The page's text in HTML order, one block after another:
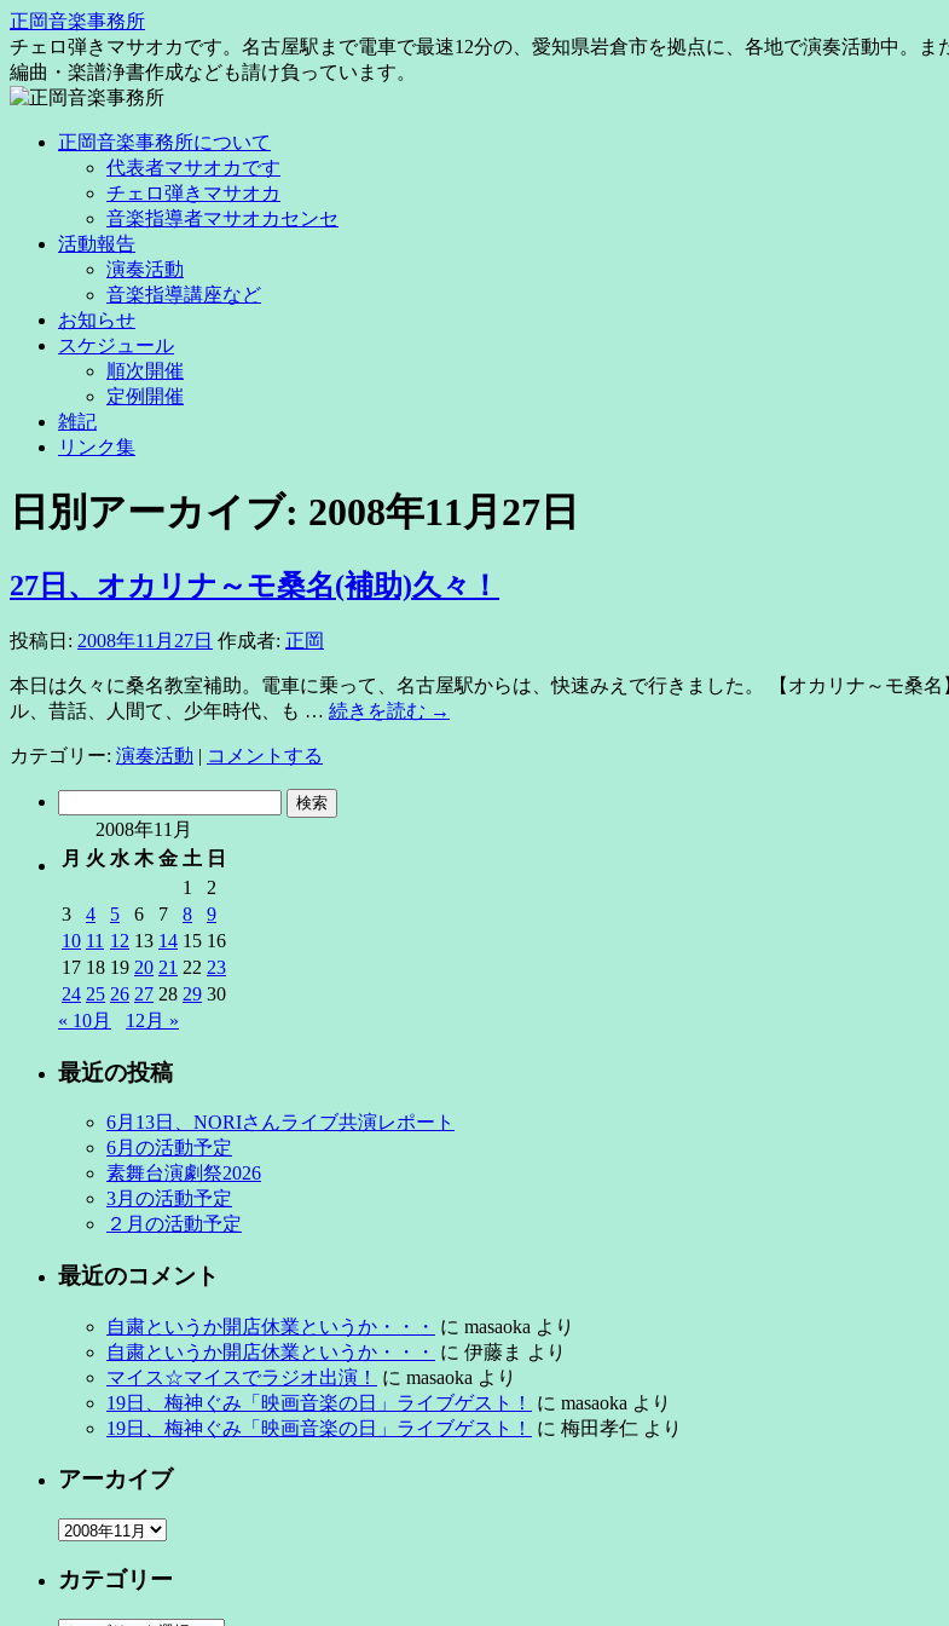
コ
ン
テ
ン
正岡音楽事務所
チェロ弾きマサオカです。名古屋駅まで電車で最速12分の、愛知県岩倉市を拠点に、各地で演奏活動中。
編曲・楽譜浄書作成なども請け負っています。
正岡音楽事務所について
代表者マサオカです
チェロ弾きマサオカ
音楽指導者マサオカセンセ
活動報告
演奏活動
音楽指導講座など
お知らせ
スケジュール
順次開催
定例開催
雑記
リンク集
日別アーカイブ: 2008年11月27日
27日、オカリナ～モ桑名(補助)久々！
投稿日: 2008年11月27日 作成者: 正岡
本日は久々に桑名教室補助。電車に乗って、名古屋駅からは、快速みえで行きました。 【オカリナ～モ桑
ル、昔話、人間て、少年時代、も … 続きを読む →
カテゴリー: 演奏活動 | コメントする
2008年11月
月 火 水 木 金 土 日
1
2
3
4 5 6 7 8
9
10 11 12 13 14 15 16
17 18 19 20 21 22 23
24 25 26 27 28 29 30
« 10月
12月 »
最近の投稿
6月13日、NORIさんライブ共演レポート
6月の活動予定
素舞台演劇祭2026
3月の活動予定
２月の活動予定
最近のコメント
自粛というか開店休業というか・・・ に masaoka より
自粛というか開店休業というか・・・
に 伊藤ま より
マイス☆マイスでラジオ出演！
に masaoka より
19日、梅神ぐみ「映画音楽の日」ライブゲスト！
に masaoka より
19日、梅神ぐみ「映画音楽の日」ライブゲスト！
に 梅田孝仁 より
アーカイブ
ア
カ
カテゴリー